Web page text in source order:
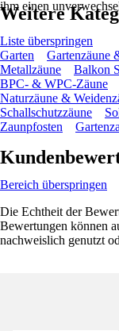
ihm einen
Weitere
Liste überspringen
Garten
Gartenzäune
Metallzäune
Balkon
BPC- & WPC-Zäune
Naturzäune &
Schallschutzzäune
Zaunpfosten
Bereich überspringen
Die Echtheit der
Bewertungen können
nachweislich genutzt